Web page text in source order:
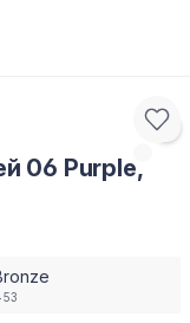
06 Purple,